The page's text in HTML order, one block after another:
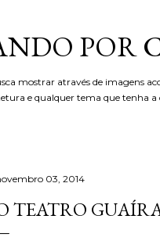
POR
mostrar através de imagens
e qualquer tema que tenha
03, 2014
TEATRO